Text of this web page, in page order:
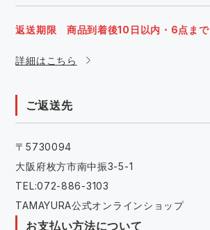
返送期限 商品到着後10日以内・6点まで
詳細はこちら
ご返送先
〒5730094
大阪府枚方市南中振3-5-1
TEL:072-886-3103
TAMAYURA公式オンラインショップ
お支払い方法について